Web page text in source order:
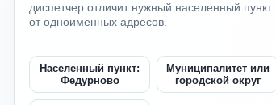
диспетчер отличит нужный населенный пункт
от одноименных адресов.
Населенный пункт:
Федурново
Муниципалитет или
городской округ